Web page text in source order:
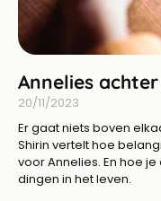
Annelies
20/11/2023
Er gaat niets boven
Shirin vertelt hoe
voor Annelies. En hoe
dingen in het leven.